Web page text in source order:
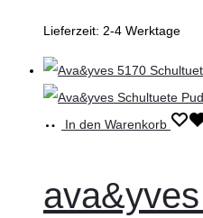
Lieferzeit: 2-4 Werktage
In den Warenkorb